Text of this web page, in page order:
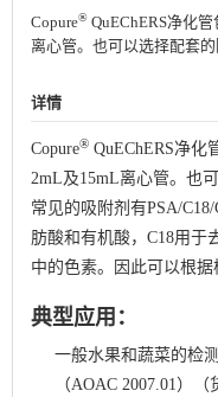
Copure® QuEChERS净化
离心管。也可以选择配套的
详情
Copure® QuEChERS净化
2mL及15mL离⼼管。也
常见的吸附剂有PSA/
肪酸和有机酸，C18用于
中的色素。因此可以根
典型应用：
一般水果和蔬菜的检
（AOAC 2007.01）（